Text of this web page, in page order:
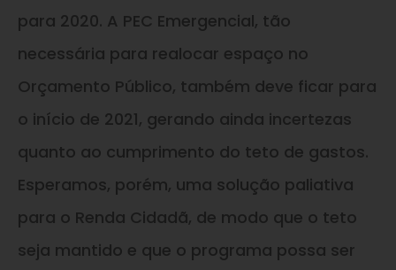
para 2020. A PEC Emergencial, tão
necessária para realocar espaço no
Orçamento Público, também deve ficar para
o início de 2021, gerando ainda incertezas
quanto ao cumprimento do teto de gastos.
Esperamos, porém, uma solução paliativa
para o Renda Cidadã, de modo que o teto
seja mantido e que o programa possa ser